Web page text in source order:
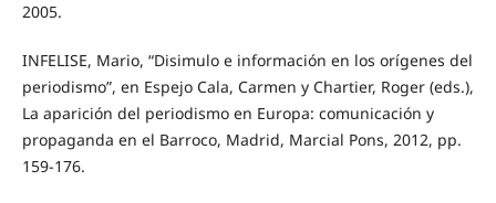
2005.
INFELISE, Mario, “Disimulo e información en los orígenes del
periodismo”, en Espejo Cala, Carmen y Chartier, Roger (eds.),
La aparición del periodismo en Europa: comunicación y
propaganda en el Barroco, Madrid, Marcial Pons, 2012, pp.
159-176.